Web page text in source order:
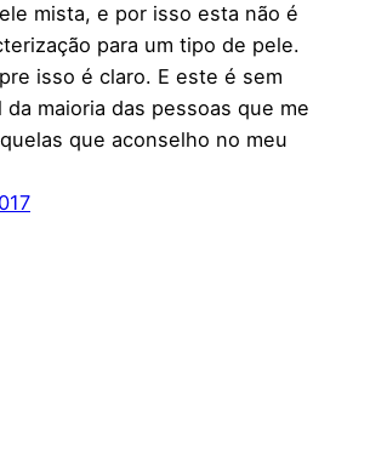
mista, e por isso esta não é
para um tipo de pele.
isso é claro. E este é sem
maioria das pessoas que me
que aconselho no meu